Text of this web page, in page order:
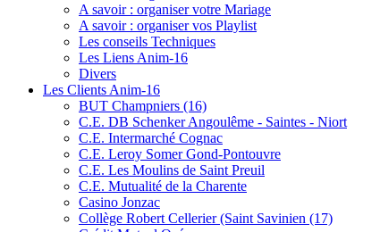
A savoir : organiser votre Mariage
A savoir : organiser vos Playlist
Les conseils Techniques
Les Liens Anim-16
Divers
Les Clients Anim-16
BUT Champniers (16)
C.E. DB Schenker Angoulême - Saintes - Niort
C.E. Intermarché Cognac
C.E. Leroy Somer Gond-Pontouvre
C.E. Les Moulins de Saint Preuil
C.E. Mutualité de la Charente
Casino Jonzac
Collège Robert Cellerier (Saint Savinien (17)